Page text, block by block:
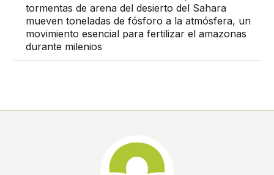
tormentas de arena del desierto del Sahara
mueven toneladas de fósforo a la atmósfera, un
movimiento esencial para fertilizar el amazonas
durante milenios